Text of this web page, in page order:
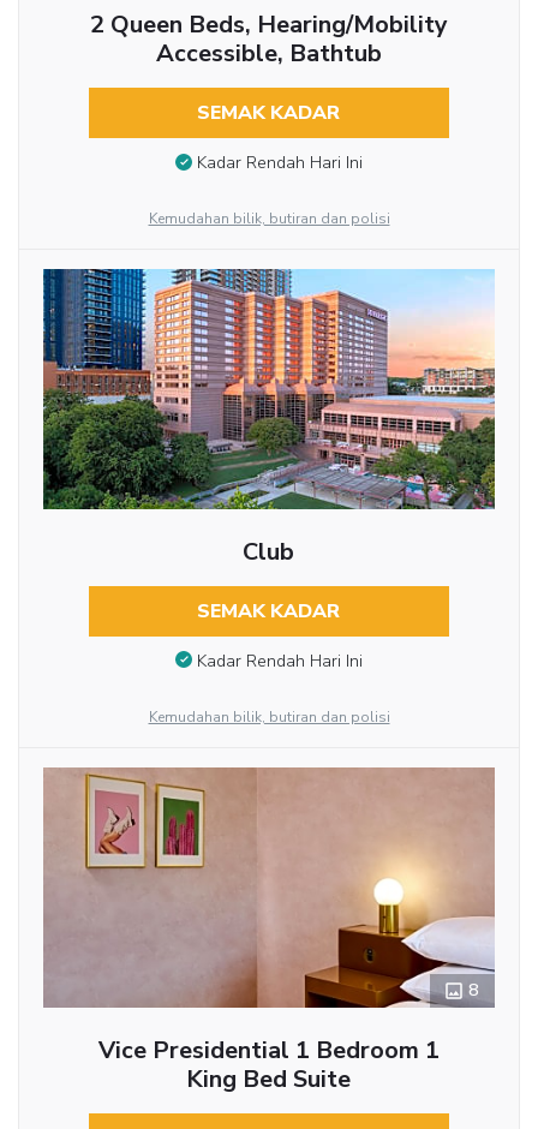
2 Queen Beds, Hearing/Mobility
Accessible, Bathtub
SEMAK KADAR
Kadar Rendah Hari Ini
Kemudahan bilik, butiran dan polisi
Club
SEMAK KADAR
Kadar Rendah Hari Ini
Kemudahan bilik, butiran dan polisi
8
Vice Presidential 1 Bedroom 1
King Bed Suite